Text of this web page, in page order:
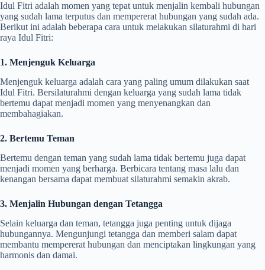
Idul Fitri adalah momen yang tepat untuk menjalin kembali hubungan
yang sudah lama terputus dan mempererat hubungan yang sudah ada.
Berikut ini adalah beberapa cara untuk melakukan silaturahmi di hari
raya Idul Fitri:
1. Menjenguk Keluarga
Menjenguk keluarga adalah cara yang paling umum dilakukan saat
Idul Fitri. Bersilaturahmi dengan keluarga yang sudah lama tidak
bertemu dapat menjadi momen yang menyenangkan dan
membahagiakan.
2. Bertemu Teman
Bertemu dengan teman yang sudah lama tidak bertemu juga dapat
menjadi momen yang berharga. Berbicara tentang masa lalu dan
kenangan bersama dapat membuat silaturahmi semakin akrab.
3. Menjalin Hubungan dengan Tetangga
Selain keluarga dan teman, tetangga juga penting untuk dijaga
hubungannya. Mengunjungi tetangga dan memberi salam dapat
membantu mempererat hubungan dan menciptakan lingkungan yang
harmonis dan damai.